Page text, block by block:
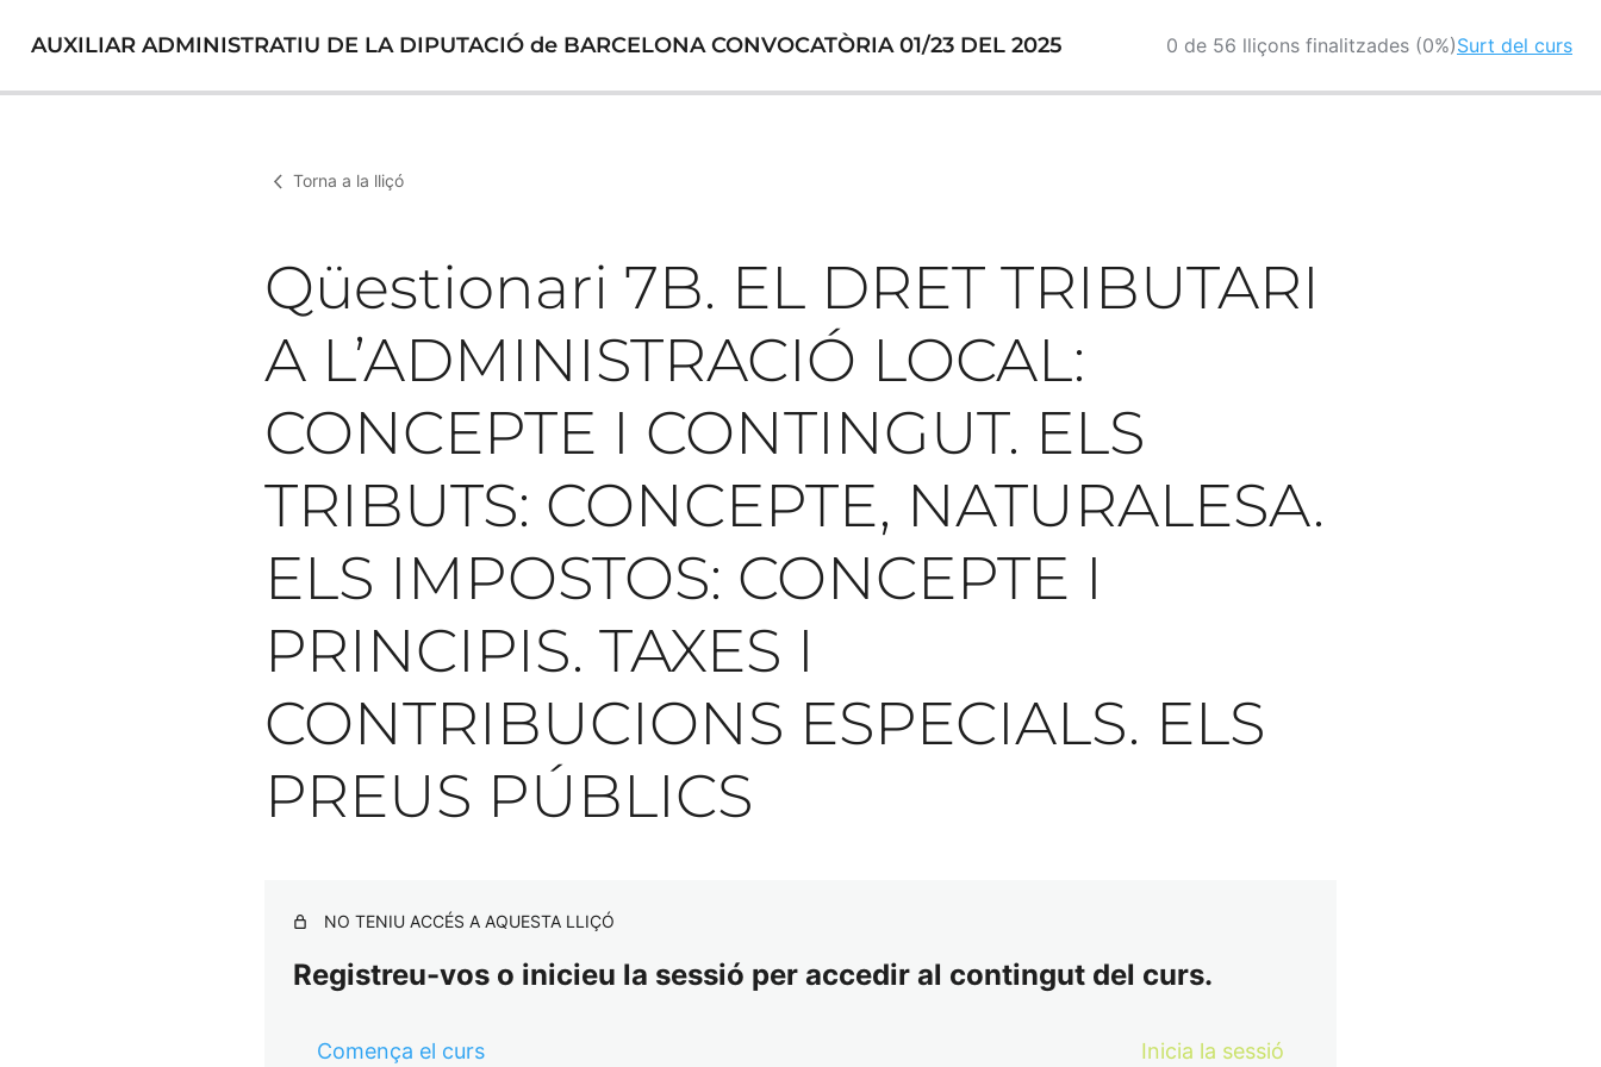
AUXILIAR ADMINISTRATIU DE LA DIPUTACIÓ de BARCELONA CONVOCATÒRIA 01/23 DEL 2025 0 de 56 lliçons finalitzades (0%)Surt del curs
Torna a la lliçó
Qüestionari 7B. EL DRET TRIBUTARI
A L’ADMINISTRACIÓ LOCAL:
CONCEPTE I CONTINGUT. ELS
TRIBUTS: CONCEPTE, NATURALESA.
ELS IMPOSTOS: CONCEPTE I
PRINCIPIS. TAXES I
CONTRIBUCIONS ESPECIALS. ELS
PREUS PÚBLICS
NO TENIU ACCÉS A AQUESTA LLIÇÓ
Registreu-vos o inicieu la sessió per accedir al contingut del curs.
Comença el curs Inicia la sessió